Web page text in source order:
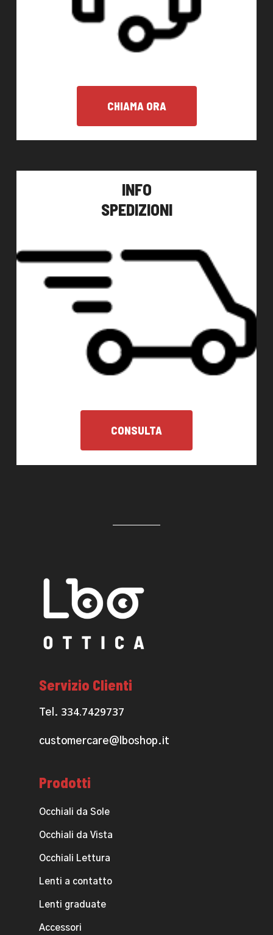
CHIAMA ORA
INFO
SPEDIZIONI
CONSULTA
Servizio Clienti
Tel. 334.7429737
customercare@lboshop.it
Prodotti
Occhiali da Sole
Occhiali da Vista
Occhiali Lettura
Lenti a contatto
Lenti graduate
Accessori